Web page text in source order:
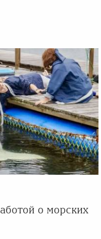
о морских